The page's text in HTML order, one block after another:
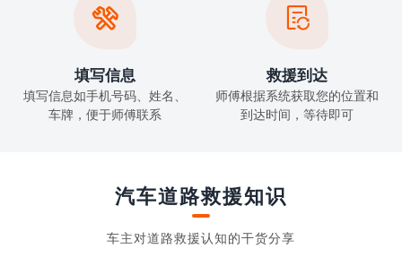

填写信息
填写信息如手机号码、姓名、
车牌，便于师傅联系

救援到达
师傅根据系统获取您的位置和
到达时间，等待即可
汽车道路救援知识
车主对道路救援认知的干货分享